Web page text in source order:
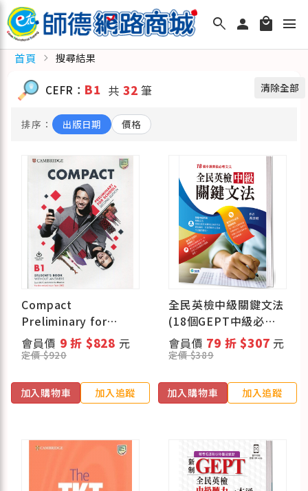
search person local_mall menu
首頁 chevron_right 搜尋結果
CEFR： B1 清除全部
共 32 筆
排序： 出版日期 價格
Compact
Preliminary for
Schools Students
Book without
Practice (預購商品)
會員價 9 折 $828 元
定價 $920
加入購物車 加入追蹤
全民英檢中級關鍵文法
(18個GEPT中級必考
文法)
會員價 79 折 $307 元
定價 $389
加入購物車 加入追蹤